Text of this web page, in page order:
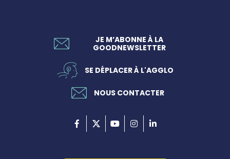
JE M’ABONNE À LA
GOODNEWSLETTER
SE DÉPLACER À L'AGGLO
NOUS CONTACTER